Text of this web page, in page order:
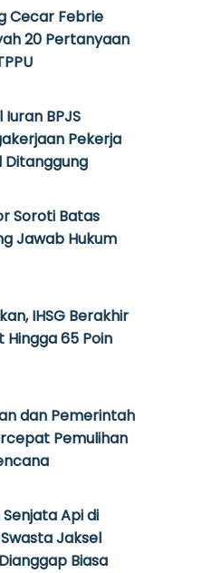
Cecar Febrie
20 Pertanyaan
Iuran BPJS
Pekerja
Ditanggung
Soroti Batas
Jawab Hukum
IHSG Berakhir
Hingga 65 Poin
dan Pemerintah
Pemulihan
Api di
Jaksel
Biasa